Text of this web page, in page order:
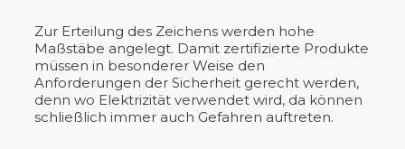
Zur Erteilung des Zeichens werden hohe
Maßstäbe angelegt. Damit zertifizierte Produkte
müssen in besonderer Weise den
Anforderungen der Sicherheit gerecht werden,
denn wo Elektrizität verwendet wird, da können
schließlich immer auch Gefahren auftreten.